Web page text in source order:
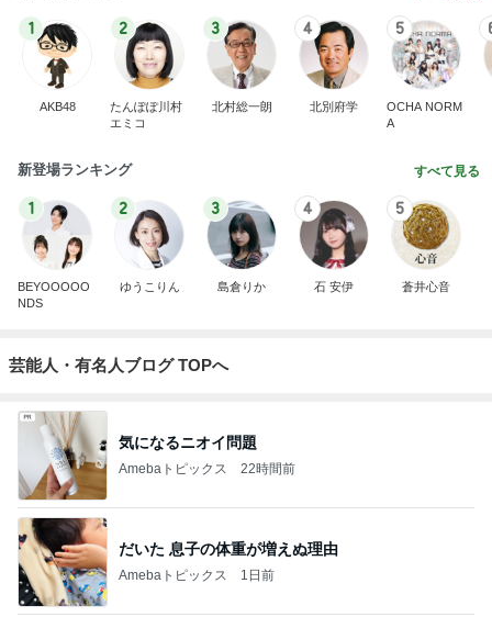
1
AKB48
2
たんぽぽ川村
エミコ
3
北村総一朗
4
北別府学
5
OCHA NORM
A
新登場ランキング すべて見る
1
BEYOOOOO
NDS
2
ゆうこりん
3
島倉りか
4
石 安伊
5
蒼井心音
芸能人・有名人ブログ TOPへ
気になるニオイ問題
Amebaトピックス 22時間前
だいた 息子の体重が増えぬ理由
Amebaトピックス 1日前